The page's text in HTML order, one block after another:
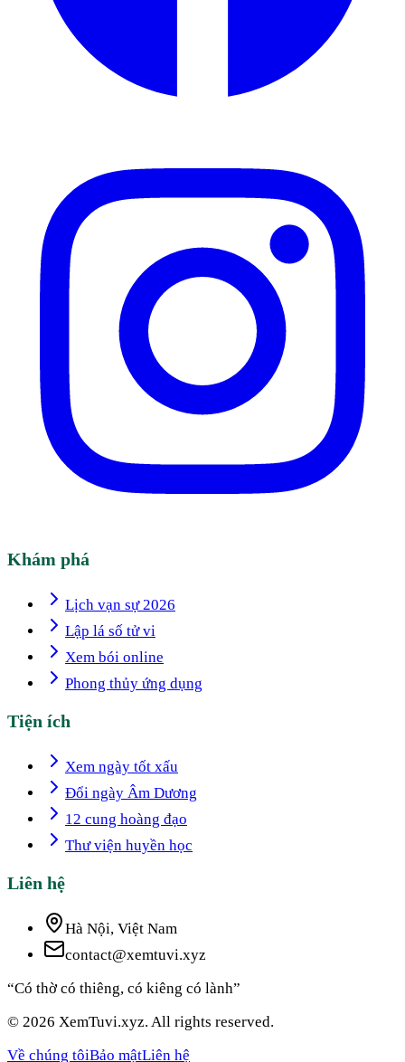
Khám phá
Lịch vạn sự 2026
Lập lá số tử vi
Xem bói online
Phong thủy ứng dụng
Tiện ích
Xem ngày tốt xấu
Đổi ngày Âm Dương
12 cung hoàng đạo
Thư viện huyền học
Liên hệ
Hà Nội, Việt Nam
contact@xemtuvi.xyz
“Có thờ có thiêng, có kiêng có lành”
© 2026 XemTuvi.xyz. All rights reserved.
Về chúng tôiBảo mậtLiên hệ